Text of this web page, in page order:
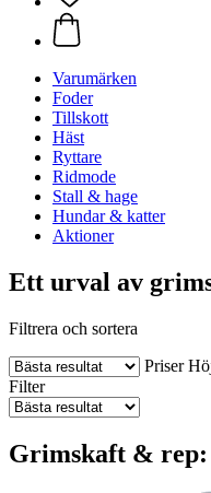
Varumärken
Foder
Tillskott
Häst
Ryttare
Ridmode
Stall & hage
Hundar & katter
Aktioner
Ett urval av
Filtrera och sortera
Priser
Filter
Grimskaft &